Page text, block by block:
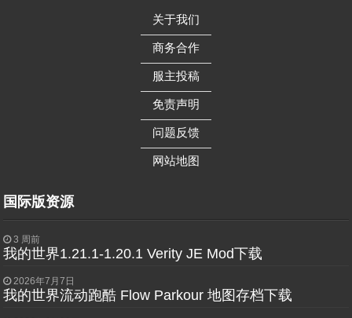
关于我们
——————
商务合作
——————
服主投稿
——————
免责声明
——————
问题反馈
——————
网站地图
国际版资源
3 周前
我的世界1.21.1-1.20.1 Verity JE Mod下载
2026年7月7日
我的世界流动跑酷 Flow Parkour 地图存档下载